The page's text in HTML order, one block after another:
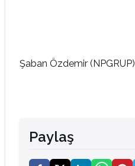
Şaban Özdemir (NPGRUP)
Paylaş